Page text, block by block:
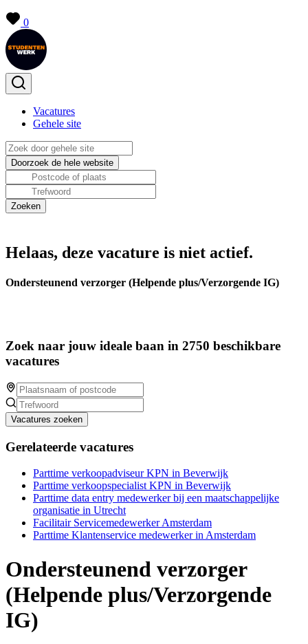
0
Vacatures
Gehele site
Helaas, deze vacature is niet actief.
Ondersteunend verzorger (Helpende plus/Verzorgende IG)
Zoek naar jouw ideale baan in 2750 beschikbare
vacatures
Vacatures zoeken
Gerelateerde vacatures
Parttime verkoopadviseur KPN in Beverwijk
Parttime verkoopspecialist KPN in Beverwijk
Parttime data entry medewerker bij een maatschappelijke
organisatie in Utrecht
Facilitair Servicemedewerker Amsterdam
Parttime Klantenservice medewerker in Amsterdam
Ondersteunend verzorger
(Helpende plus/Verzorgende
IG)